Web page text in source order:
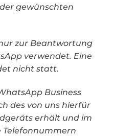
gewünschten
zur Beantwortung
verwendet. Eine
nicht statt.
Business
des von uns hierfür
erhält und im
Telefonnummern